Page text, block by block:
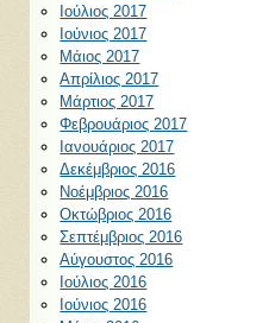
Ιούλιος 2017
Ιούνιος 2017
Μάιος 2017
Απρίλιος 2017
Μάρτιος 2017
Φεβρουάριος 2017
Ιανουάριος 2017
Δεκέμβριος 2016
Νοέμβριος 2016
Οκτώβριος 2016
Σεπτέμβριος 2016
Αύγουστος 2016
Ιούλιος 2016
Ιούνιος 2016